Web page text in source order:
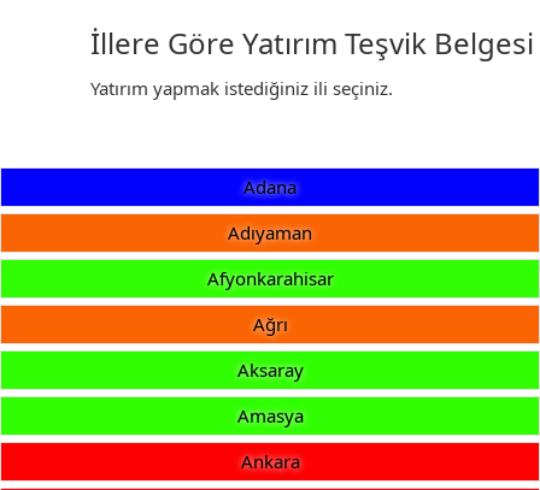
İllere Göre Yatırım Teşvik Belgesi
Yatırım yapmak istediğiniz ili seçiniz.
Adana
Adıyaman
Afyonkarahisar
Ağrı
Aksaray
Amasya
Ankara